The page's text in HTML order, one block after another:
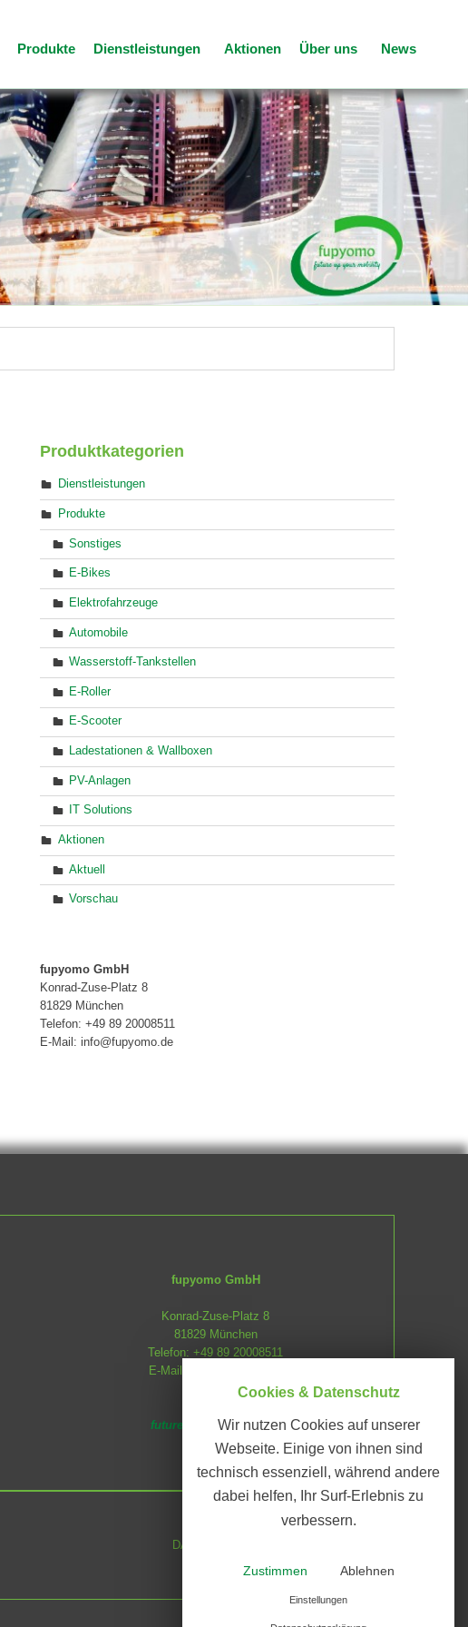
Produkte Dienstleistungen Aktionen Über uns News
Produktkategorien
Dienstleistungen
Produkte
Sonstiges
E-Bikes
Elektrofahrzeuge
Automobile
Wasserstoff-Tankstellen
E-Roller
E-Scooter
Ladestationen & Wallboxen
PV-Anlagen
IT Solutions
Aktionen
Aktuell
Vorschau
fupyomo GmbH
Konrad-Zuse-Platz 8
81829 München
Telefon: +49 89 20008511
E-Mail: info@fupyomo.de
fupyomo GmbH
Konrad-Zuse-Platz 8
81829 München
Telefon: +49 89 20008511
E-Mail:
future up your mobility
DATENSCHUTZ
Cookies & Datenschutz
Wir nutzen Cookies auf unserer
Webseite. Einige von ihnen sind
technisch essenziell, während andere
dabei helfen, Ihr Surf-Erlebnis zu
verbessern.
Zustimmen Ablehnen
Einstellungen